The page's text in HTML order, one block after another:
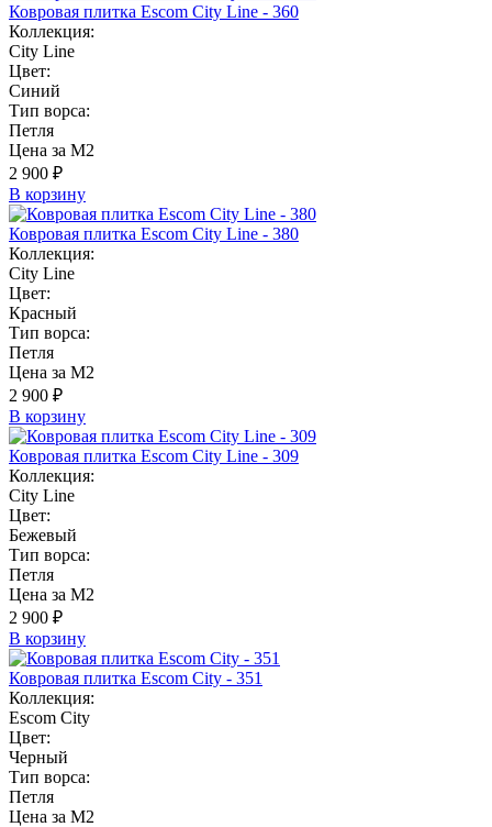
Ковровая плитка Escom City Line - 360
Коллекция:
City Line
Цвет:
Синий
Тип ворса:
Петля
Цена за М2
2 900 ₽
В корзину
Ковровая плитка Escom City Line - 380
Коллекция:
City Line
Цвет:
Красный
Тип ворса:
Петля
Цена за М2
2 900 ₽
В корзину
Ковровая плитка Escom City Line - 309
Коллекция:
City Line
Цвет:
Бежевый
Тип ворса:
Петля
Цена за М2
2 900 ₽
В корзину
Ковровая плитка Escom City - 351
Коллекция:
Escom City
Цвет:
Черный
Тип ворса:
Петля
Цена за М2